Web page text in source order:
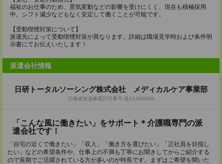
福祉のお仕事のため、景気変動などの影響を受けにくく、現在も積極採用
中。シフト減少などもなく安定して働くことが可能です。
【受動喫煙対策について】
派遣先によって受動喫煙対策が異なります。詳細は職場見学時および条件明
示書にてお伝えいたします！
派遣会社情報
日研トータルソーシング株式会社 メディカルケア事業部
労働者派遣事業許可番号:派13-060060
「こんな風に働きたい」をサポート＊介護職専門の派
遣会社です！
「自宅の近くで働きたい」「収入」「働き方を選びたい」「正社員を目指し
たい」などの希望条件や、仕事上の不満も丁寧にお聞きしてからご紹介する
ので長期でご活躍されている方が多いのが特長です。まずはご希望を聞いた